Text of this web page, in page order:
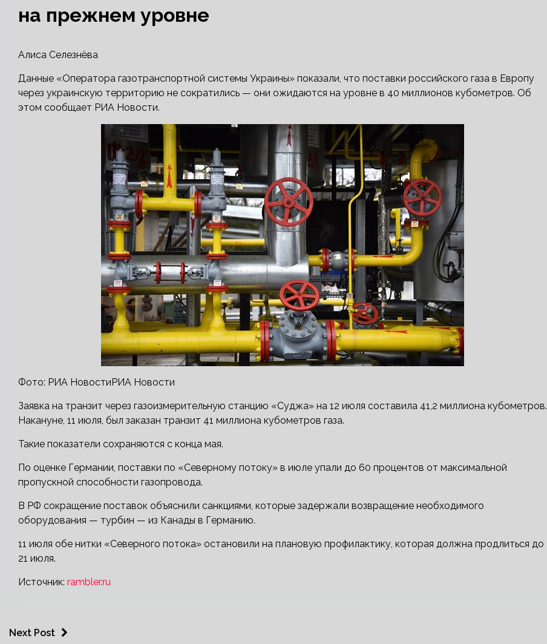
на прежнем уровне
Алиса Селезнёва
Данные «Оператора газотранспортной системы Украины» показали, что поставки российского газа в Европу
через украинскую территорию не сократились — они ожидаются на уровне в 40 миллионов кубометров. Об
этом сообщает РИА Новости.
Фото: РИА НовостиРИА Новости
Заявка на транзит через газоизмерительную станцию «Суджа» на 12 июля составила 41,2 миллиона кубометров.
Накануне, 11 июля, был заказан транзит 41 миллиона кубометров газа.
Такие показатели сохраняются с конца мая.
По оценке Германии, поставки по «Северному потоку» в июле упали до 60 процентов от максимальной
пропускной способности газопровода.
В РФ сокращение поставок объяснили санкциями, которые задержали возвращение необходимого
оборудования — турбин — из Канады в Германию.
11 июля обе нитки «Северного потока» остановили на плановую профилактику, которая должна продлиться до
21 июля.
Источник: rambler.ru
Next Post